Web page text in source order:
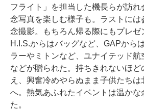
フライト」を担当した機長らが訪
念写真を楽しむ様子も。ラストには
念撮影。もちろん帰る際にもプレゼ
H.I.S.からはバッグなど、GAPから
ラーやミトンなど、ユナイテッド航
などが贈られた。持ちきれないほど
え、興奮冷めやらぬまま子供たちは
へ。熱気あふれたイベントは温かな
た。